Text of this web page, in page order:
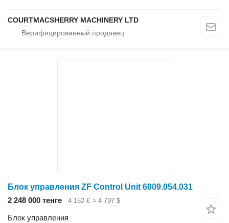
COURTMACSHERRY MACHINERY LTD
Блок управления ZF Control Unit 6009.054.031
2 248 000 тенге
4 152 € ≈ 4 797 $
Блок управления